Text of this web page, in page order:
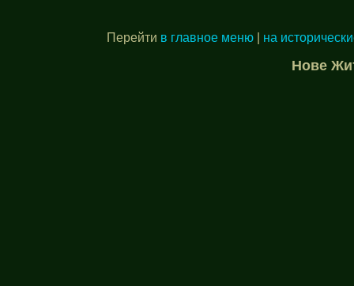
Перейти в главное меню| на
Нове